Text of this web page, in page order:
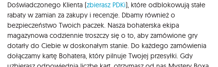
Doświadczonego Klienta (zbierasz PDKi), które odblokowują stałe
rabaty w zamian za zakupy i recenzje. Dbamy również o
bezpieczeństwo Twoich paczek. Nasza bohaterska ekipa
magazynowa codziennie troszczy się o to, aby zamówione gry
dotarły do Ciebie w doskonałym stanie. Do każdego zamówienia
dołączamy kartę Bohatera, który pilnuje Twojej przesyłki. Gdy